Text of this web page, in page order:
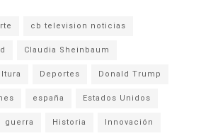
cb television noticias
Claudia Sheinbaum
Deportes Donald Trump
españa Estados Unidos
guerra Historia Innovación